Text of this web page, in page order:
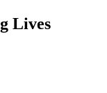
Lives